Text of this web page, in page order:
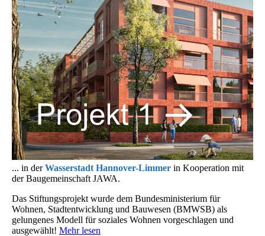
... in derWasserstadt Hannover-Limmer in Kooperation mit
der Baugemeinschaft JAWA.
Das Stiftungsprojekt wurde dem Bundesministerium für
Wohnen, Stadtentwicklung und Bauwesen (BMWSB) als
gelungenes Modell für soziales Wohnen vorgeschlagen und
ausgewählt! Mehr lesen